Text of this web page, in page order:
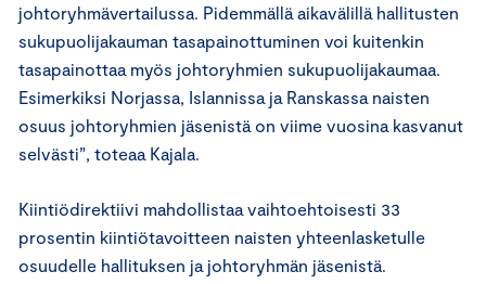
johtoryhmävertailussa. Pidemmällä aikavälillä hallitusten
sukupuolijakauman tasapainottuminen voi kuitenkin
tasapainottaa myös johtoryhmien sukupuolijakaumaa.
Esimerkiksi Norjassa, Islannissa ja Ranskassa naisten
osuus johtoryhmien jäsenistä on viime vuosina kasvanut
selvästi”, toteaa Kajala.
Kiintiödirektiivi mahdollistaa vaihtoehtoisesti 33
prosentin kiintiötavoitteen naisten yhteenlasketulle
osuudelle hallituksen ja johtoryhmän jäsenistä.